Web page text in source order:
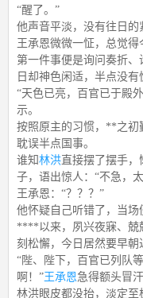
“醒了。”
他声音平淡，没有往日的
王承恩微微一怔，总觉得
第一件事便是询问奏折
日却神色闲适，半点没有
“天色已亮，百官已于殿
示。
按照原主的习惯，**之初
耽误半点国事。
谁知林洪直接摆了摆手
子，语出惊人：“不急，
王承恩：“？？？”
他怀疑自己听错了，当场
****以来，夙兴夜寐、兢
刻松懈，今日居然要早朝
“陛、陛下，百官已列队
啊！”王承恩急得额头冒
林洪眼皮都没抬，淡定